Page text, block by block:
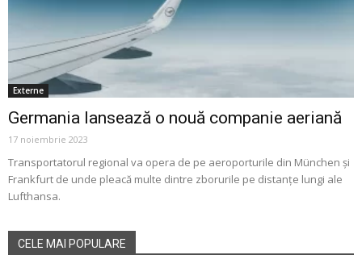
Externe
Germania lansează o nouă companie aeriană
17 noiembrie 2023
Transportatorul regional va opera de pe aeroporturile din München și
Frankfurt de unde pleacă multe dintre zborurile pe distanțe lungi ale
Lufthansa.
CELE MAI POPULARE